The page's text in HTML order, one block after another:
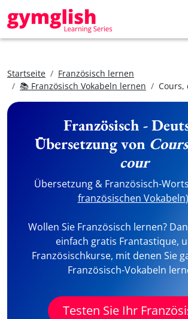
Startseite
Französisch lernen
📚 Französisch Vokabeln lernen
Cours,
Französisch -
Übersetzung von
cour
Übersetzung & Französisch-
französischen Vokabeln
Wollen Sie Französisch lernen?
einfach gratis Frantastique,
Französischkurse, mit denen Sie
Französisch-Vokabeln
Testen Sie Ihr